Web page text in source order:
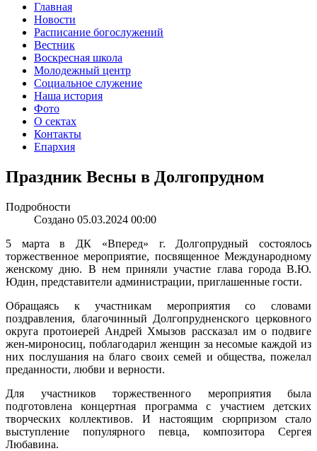
Главная
Новости
Расписание богослужений
Вестник
Воскресная школа
Молодежный центр
Социальное служение
Наша история
Фото
О сектах
Контакты
Епархия
Праздник Весны в Долгопрудном
Подробности
Создано 05.03.2024 00:00
5 марта в ДК «Вперед» г. Долгопрудный состоялось
торжественное мероприятие, посвященное Международному
женскому дню. В нем приняли участие глава города В.Ю.
Юдин, представители администрации, приглашенные гости.
Обращаясь к участникам мероприятия со словами
поздравления, благочинный Долгопрудненского церковного
округа протоиерей Андрей Хмызов рассказал им о подвиге
жен-мироносиц, поблагодарил женщин за несомые каждой из
них послушания на благо своих семей и общества, пожелал
преданности, любви и верности.
Для участников торжественного мероприятия была
подготовлена концертная программа с участием детских
творческих коллективов. И настоящим сюрпризом стало
выступление популярного певца, композитора Сергея
Любавина.